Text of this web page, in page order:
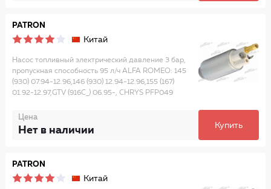
PATRON
Китай
Насос топливный электрический давление 3 бар,
пропускная способность 95 л/ч ALFA ROMEO: 145
(930) 07.94-12.96,146 (930) 12.94-12.96,155 (167)
01.92-12.97,GTV (916C_) 06.95-, CHRYS PFP049
Цена
Нет в наличии Купить
PATRON
Китай